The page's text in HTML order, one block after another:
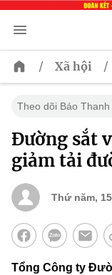
/ Xã hội /
Theo dõi Báo
Đường sắt
giảm tải
Thứ năm,
Tổng Công ty